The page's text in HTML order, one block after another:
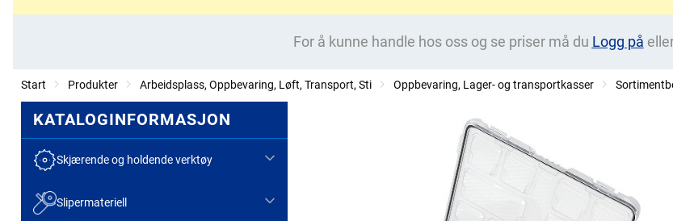
For å kunne handle hos oss og se priser må du Logg på
Start Produkter Arbeidsplass, Oppbevaring, Løft, Transport, Sti Oppbevaring, Lager- og transportkasser
KATALOGINFORMASJON
Skjærende og holdende verktøy
Slipermateriell